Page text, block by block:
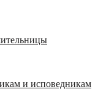
и исповедникам